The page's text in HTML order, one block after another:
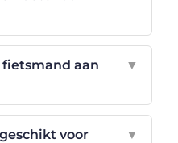
fietsmand aan
▼
voor
▼